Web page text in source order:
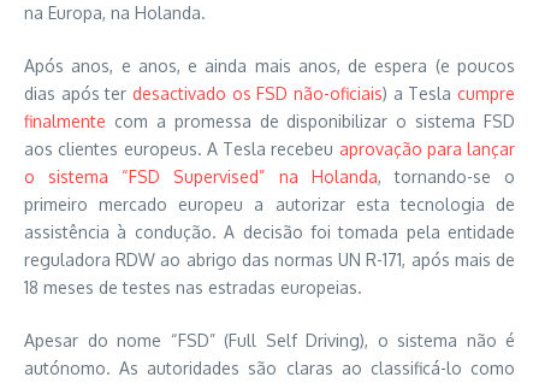
na Europa, na Holanda.
Após anos, e anos, e ainda mais anos, de espera (e poucos
dias após ter desactivado os FSD não-oficiais) a Tesla cumpre
finalmente com a promessa de disponibilizar o sistema FSD
aos clientes europeus. A Tesla recebeu aprovação para lançar
o sistema “FSD Supervised” na Holanda, tornando-se o
primeiro mercado europeu a autorizar esta tecnologia de
assistência à condução. A decisão foi tomada pela entidade
reguladora RDW ao abrigo das normas UN R-171, após mais de
18 meses de testes nas estradas europeias.
Apesar do nome “FSD” (Full Self Driving), o sistema não é
autónomo. As autoridades são claras ao classificá-lo como